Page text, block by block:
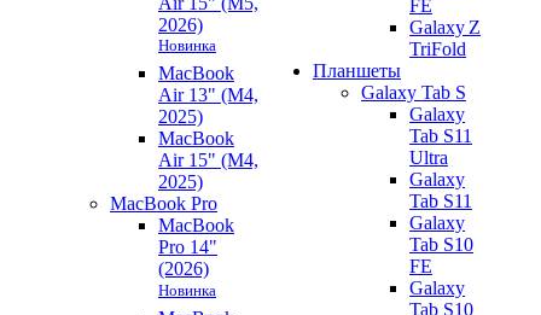
2026)
Новинка
MacBook
Air 13" (M4,
2025)
MacBook
Air 15" (M4,
2025)
MacBook Pro
MacBook
Pro 14"
(2026)
Новинка
FE
Galaxy Z
TriFold
Планшеты
Galaxy Tab S
Galaxy
Tab S11
Ultra
Galaxy
Tab S11
Galaxy
Tab S10
FE
Galaxy
Tab S10